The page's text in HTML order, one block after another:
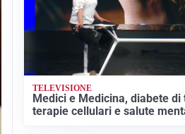
TELEVISIONE
Medici e Medicina, diabete
terapie cellulari e salute